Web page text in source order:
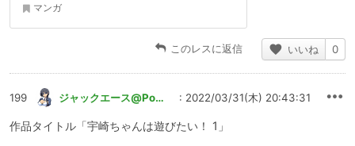
マンガ
このレスに返信 いいね 0
199 ジャックエース@Pommuなｷﾂﾈ🦊 : 2022/03/31(木) 20:43:31
作品タイトル「宇崎ちゃんは遊びたい！ 1」